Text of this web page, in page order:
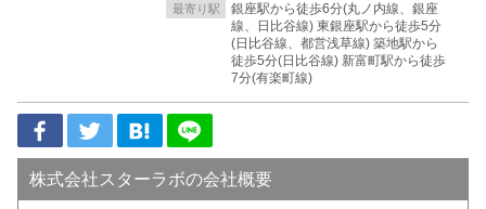
最寄り駅
銀座駅から徒歩6分(丸ノ内線、銀座
線、日比谷線) 東銀座駅から徒歩5分
(日比谷線、都営浅草線) 築地駅から
徒歩5分(日比谷線) 新富町駅から徒歩
7分(有楽町線)
株式会社スターラボの会社概要